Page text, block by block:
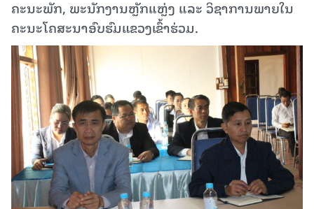
ຄະນະພັກ, ພະນັກງານຫຼັກແຫຼ່ງ ແລະ ວິຊາການພາຍໃນ
ຄະນະໂຄສະນາອົບຮົມແຂວງເຂົ້າຮ່ວມ.